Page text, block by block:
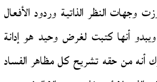
وجهات النظر الذاتية وردود الأفعال
أنها كتبت لغرض وحيد هو إدانة
أنه من حقه تشريح كل مظاهر الفساد